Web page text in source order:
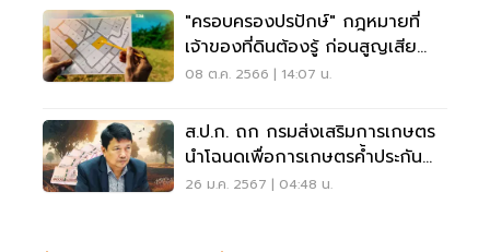
"ครอบครองปรปักษ์" กฎหมายที่
เจ้าของที่ดินต้องรู้ ก่อนสูญเสีย
ที่ดิน
08 ต.ค. 2566 | 14:07 น.
ส.ป.ก. ถก กรมส่งเสริมการเกษตร
นำโฉนดเพื่อการเกษตรค้ำประกัน
เงินกู้
26 ม.ค. 2567 | 04:48 น.